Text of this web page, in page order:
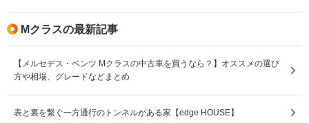
Mクラスの最新記事
【メルセデス・ベンツ Mクラスの中古車を買うなら？】オススメの選び
方や相場、グレードなどまとめ
表と裏を繋ぐ一方通行のトンネルがある家【edge HOUSE】